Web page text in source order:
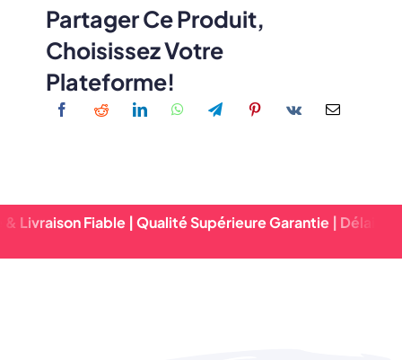
Partager Ce Produit,
Choisissez Votre
Plateforme!
Fiable | Qualité Supérieure Garantie | Délai